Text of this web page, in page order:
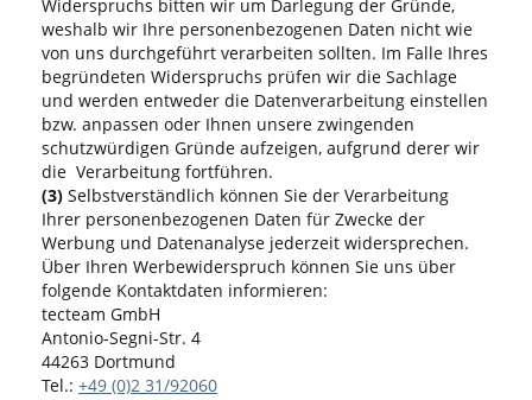
Widerspruchs bitten wir um Darlegung der Gründe,
weshalb wir Ihre personenbezogenen Daten nicht wie
von uns durchgeführt verarbeiten sollten. Im Falle Ihres
begründeten Widerspruchs prüfen wir die Sachlage
und werden entweder die Datenverarbeitung einstellen
bzw. anpassen oder Ihnen unsere zwingenden
schutzwürdigen Gründe aufzeigen, aufgrund derer wir
die Verarbeitung fortführen.
(3) Selbstverständlich können Sie der Verarbeitung
Ihrer personenbezogenen Daten für Zwecke der
Werbung und Datenanalyse jederzeit widersprechen.
Über Ihren Werbewiderspruch können Sie uns über
folgende Kontaktdaten informieren:
tecteam GmbH
Antonio-Segni-Str. 4
44263 Dortmund
Tel.: +49 (0)2 31/92060